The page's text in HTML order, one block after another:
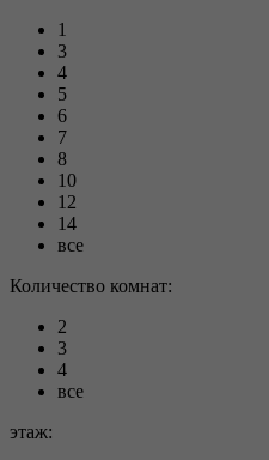
1
3
4
5
6
7
8
10
12
14
все
Количество комнат:
2
3
4
все
этаж: